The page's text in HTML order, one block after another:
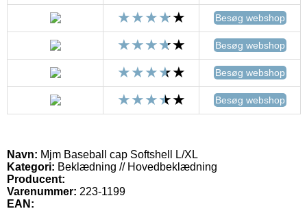
Besøg webshop
Besøg webshop
Besøg webshop
Besøg webshop
Navn: Mjm Baseball cap Softshell L/XL
Kategori: Beklædning // Hovedbeklædning
Producent:
Varenummer: 223-1199
EAN: